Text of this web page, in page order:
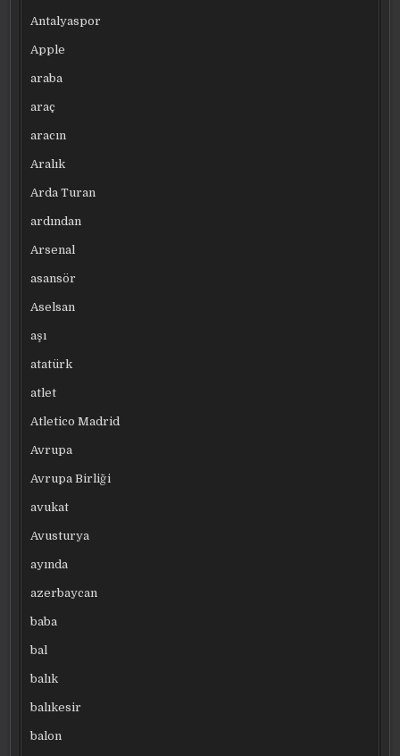
Antalyaspor
Apple
araba
araç
aracın
Aralık
Arda Turan
ardından
Arsenal
asansör
Aselsan
aşı
atatürk
atlet
Atletico Madrid
Avrupa
Avrupa Birliği
avukat
Avusturya
ayında
azerbaycan
baba
bal
balık
balıkesir
balon